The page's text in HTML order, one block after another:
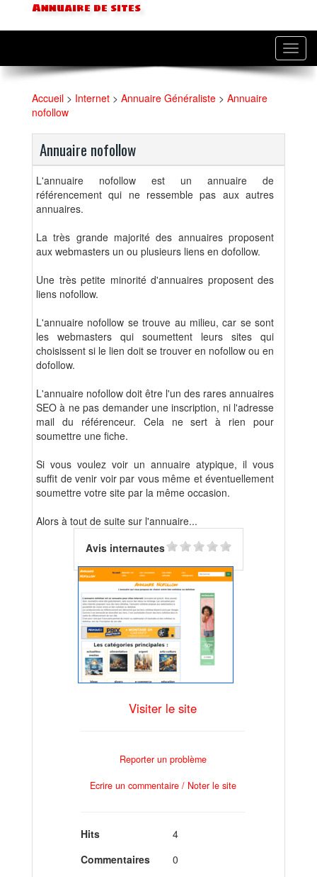
Annuaire de sites
Accueil > Internet > Annuaire Généraliste > Annuaire
nofollow
Annuaire nofollow
L'annuaire nofollow est un annuaire de
référencement qui ne ressemble pas aux autres
annuaires.
La très grande majorité des annuaires proposent
aux webmasters un ou plusieurs liens en dofollow.
Une très petite minorité d'annuaires proposent des
liens nofollow.
L'annuaire nofollow se trouve au milieu, car se sont
les webmasters qui soumettent leurs sites qui
choisissent si le lien doit se trouver en nofollow ou en
dofollow.
L'annuaire nofollow doit être l'un des rares annuaires
SEO à ne pas demander une inscription, ni l'adresse
mail du référenceur. Cela ne sert à rien pour
soumettre une fiche.
Si vous voulez voir un annuaire atypique, il vous
suffit de venir voir par vous même et éventuellement
soumettre votre site par la même occasion.
Alors à tout de suite sur l'annuaire...
Avis internautes
Visiter le site
Reporter un problème
Ecrire un commentaire / Noter le site
Hits
4
Commentaires
0